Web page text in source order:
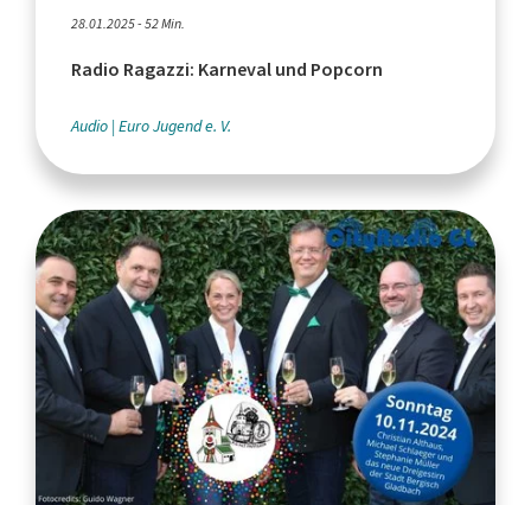
28.01.2025 - 52 Min.
Radio Ragazzi: Karneval und Popcorn
Audio Euro Jugend e. V.